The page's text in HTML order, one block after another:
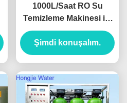
1000L/Saat RO Su
Temizleme Makinesi ile
İletişimlilik < 10μs/cm ve
Saf Su Ekipmanı için 2
Yıllık Garanti
Şimdi konuşalım.